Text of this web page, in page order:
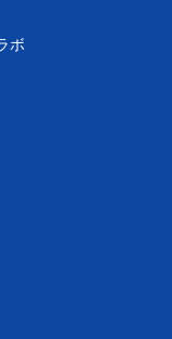
ボ